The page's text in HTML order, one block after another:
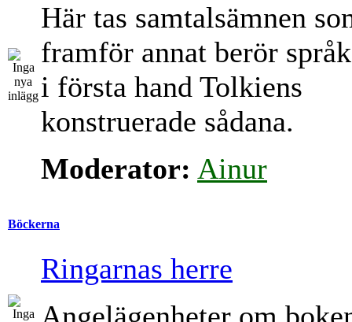
Här tas samtalsämnen
framför annat berör
i första hand Tolkiens
konstruerade sådana.
Moderator: Ainur
Böckerna
Ringarnas herre